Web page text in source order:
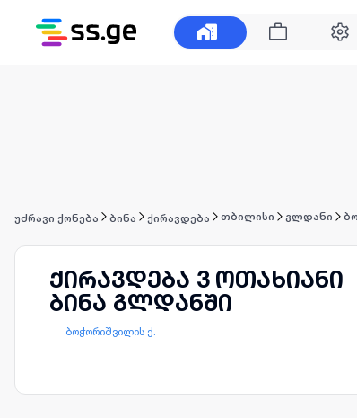
უძრავი ქონება ბინა ქირავდება თბილისი გლდანი
ქირავდება 3 ოთახიანი
ბინა გლდანში
ბოჭორიშვილის ქ.